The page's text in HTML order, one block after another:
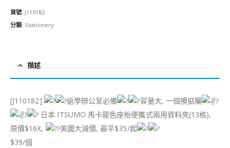
貨號: J110182
分類: Stationery
描述
[J110182] 返學辦公室必備
容量大, 一個攪掂曬
日本 ITSUMO 馬卡龍色座枱便攜式兩用資料夾(13格),
原價$16X,
美國大減價, 最平$35/起
$39/個